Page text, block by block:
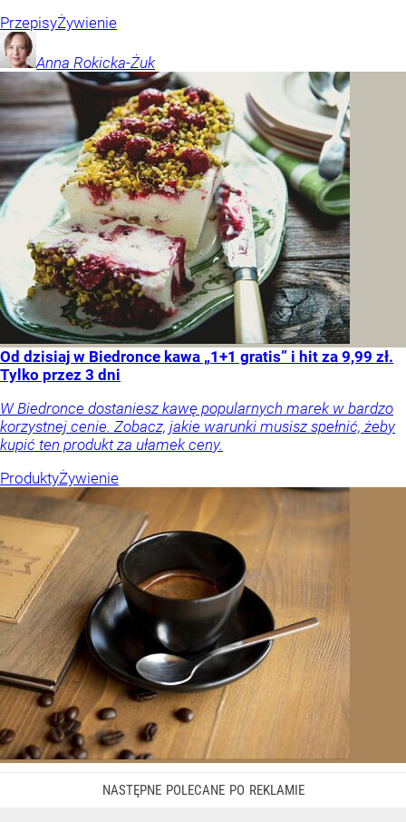
PrzepisyŻywienie
Anna Rokicka-Żuk
Od dzisiaj w Biedronce kawa „1+1 gratis” i hit za 9,99 zł.
Tylko przez 3 dni
W Biedronce dostaniesz kawę popularnych marek w bardzo
korzystnej cenie. Zobacz, jakie warunki musisz spełnić, żeby
kupić ten produkt za ułamek ceny.
ProduktyŻywienie